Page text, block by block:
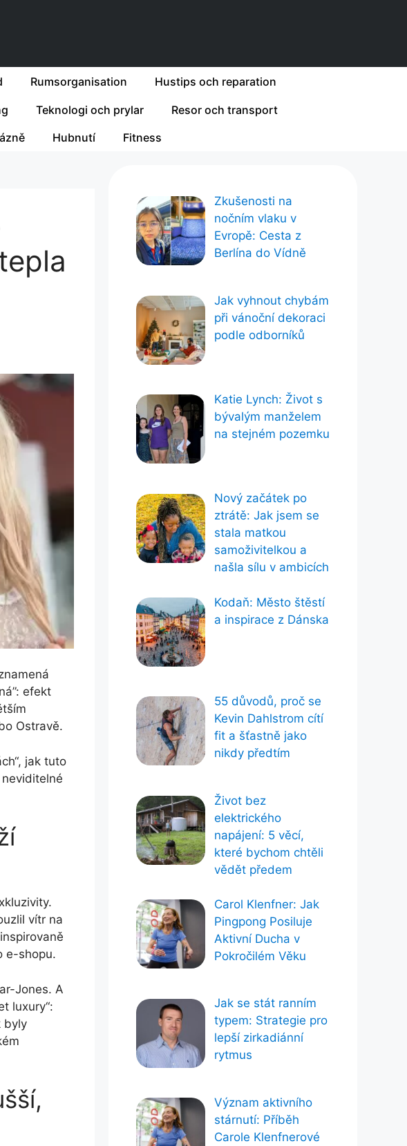
Rumsorganisation Hustips och reparation
Teknologi och prylar
Resor och transport
Hubnutí Fitness
efekt
Ostravě.
jak tuto
vítr na
e-shopu.
Jones. A
luxury“:
byly
Zkušenosti na
nočním vlaku v
Evropě: Cesta z
Berlína do Vídně
Jak vyhnout chybám
při vánoční dekoraci
podle odborníků
Katie Lynch: Život s
bývalým manželem
na stejném pozemku
Nový začátek po
ztrátě: Jak jsem se
stala matkou
samoživitelkou a
našla sílu v ambicích
Kodaň: Město štěstí
a inspirace z Dánska
55 důvodů, proč se
Kevin Dahlstrom cítí
fit a šťastně jako
nikdy předtím
Život bez
elektrického
napájení: 5 věcí,
které bychom chtěli
vědět předem
Carol Klenfner: Jak
Pingpong Posiluje
Aktivní Ducha v
Pokročilém Věku
Jak se stát ranním
typem: Strategie pro
lepší zirkadiánní
rytmus
Význam aktivního
stárnutí: Příběh
Carole Klenfnerové